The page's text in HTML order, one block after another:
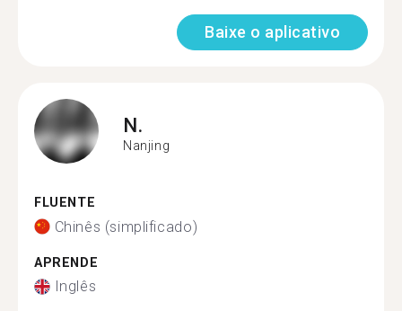
Baixe o aplicativo
N.
Nanjing
FLUENTE
Chinês (simplificado)
APRENDE
Inglês